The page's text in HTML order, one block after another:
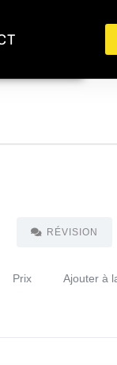
RÉVISION
Prix Ajouter à